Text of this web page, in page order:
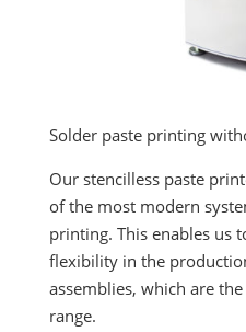
Solder paste printing
Our stencilless paste
of the most modern
printing. This enables us
flexibility in the
assemblies, which are
range.